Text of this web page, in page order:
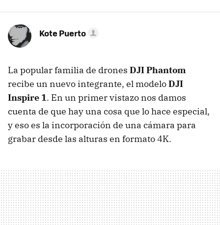
Kote Puerto
La popular familia de drones DJI Phantom
recibe un nuevo integrante, el modeloDJI
Inspire 1. En un primer vistazo nos damos
cuenta de que hay una cosa que lo hace especial,
y eso es la incorporación de una cámara para
grabar desde las alturas en formato 4K.